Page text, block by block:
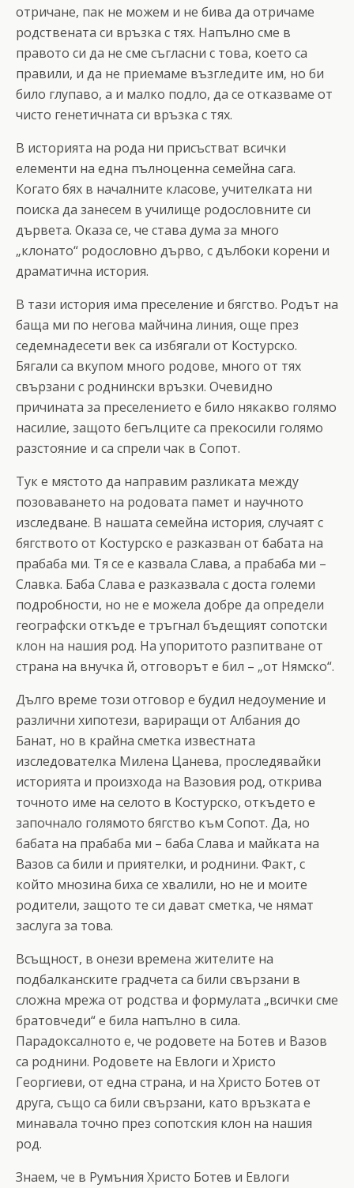
отричане, пак не можем и не бива да отричаме
родствената си връзка с тях. Напълно сме в
правото си да не сме съгласни с това, което са
правили, и да не приемаме възгледите им, но би
било глупаво, а и малко подло, да се отказваме от
чисто генетичната си връзка с тях.
В историята на рода ни присъстват всички
елементи на една пълноценна семейна сага.
Когато бях в началните класове, учителката ни
поиска да занесем в училище родословните си
дървета. Оказа се, че става дума за много
„клонато“ родословно дърво, с дълбоки корени и
драматична история.
В тази история има преселение и бягство. Родът на
баща ми по негова майчина линия, още през
седемнадесети век са избягали от Костурско.
Бягали са вкупом много родове, много от тях
свързани с роднински връзки. Очевидно
причината за преселението е било някакво голямо
насилие, защото бегълците са прекосили голямо
разстояние и са спрели чак в Сопот.
Тук е мястото да направим разликата между
позоваването на родовата памет и научното
изследване. В нашата семейна история, случаят с
бягството от Костурско е разказван от бабата на
прабаба ми. Тя се е казвала Слава, а прабаба ми –
Славка. Баба Слава е разказвала с доста големи
подробности, но не е можела добре да определи
географски откъде е тръгнал бъдещият сопотски
клон на нашия род. На упоритото разпитване от
страна на внучка й, отговорът е бил – „от Нямско“.
Дълго време този отговор е будил недоумение и
различни хипотези, вариращи от Албания до
Банат, но в крайна сметка известната
изследователка Милена Цанева, проследявайки
историята и произхода на Вазовия род, открива
точното име на селото в Костурско, откъдето е
започнало голямото бягство към Сопот. Да, но
бабата на прабаба ми – баба Слава и майката на
Вазов са били и приятелки, и роднини. Факт, с
който мнозина биха се хвалили, но не и моите
родители, защото те си дават сметка, че нямат
заслуга за това.
Всъщност, в онези времена жителите на
подбалканските градчета са били свързани в
сложна мрежа от родства и формулата „всички сме
братовчеди“ е била напълно в сила.
Парадоксалното е, че родовете на Ботев и Вазов
са роднини. Родовете на Евлоги и Христо
Георгиеви, от една страна, и на Христо Ботев от
друга, също са били свързани, като връзката е
минавала точно през сопотския клон на нашия
род.
Знаем, че в Румъния Христо Ботев и Евлоги